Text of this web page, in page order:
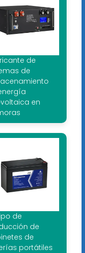
de
de
en
de
de
de
portátiles